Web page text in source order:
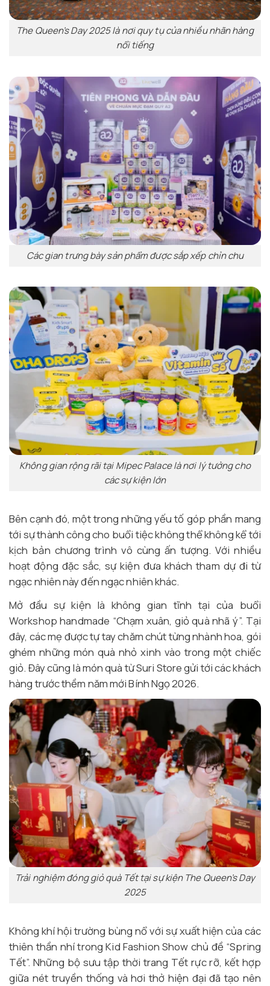
The Queen’s Day 2025 là nơi quy tụ của nhiều nhãn hàng
nổi tiếng
Các gian trưng bày sản phẩm được sắp xếp chỉn chu
Không gian rộng rãi tại Mipec Palace là nơi lý tưởng cho
các sự kiện lớn
Bên cạnh đó, một trong những yếu tố góp phần mang
tới sự thành công cho buổi tiệc không thể không kể tới
kịch bản chương trình vô cùng ấn tượng. Với nhiều
hoạt động đặc sắc, sự kiện đưa khách tham dự đi từ
ngạc nhiên này đến ngạc nhiên khác.
Mở đầu sự kiện là không gian tĩnh tại của buổi
Workshop handmade “Chạm xuân, giỏ quà nhã ý”. Tại
đây, các mẹ được tự tay chăm chút từng nhành hoa, gói
ghém những món quà nhỏ xinh vào trong một chiếc
giỏ. Đây cũng là món quà từ Suri Store gửi tới các khách
hàng trước thềm năm mới Bính Ngọ 2026.
Trải nghiệm đóng giỏ quà Tết tại sự kiện The Queen’s Day
2025
Không khí hội trường bùng nổ với sự xuất hiện của các
thiên thần nhí trong Kid Fashion Show chủ đề “Spring
Tết”. Những bộ sưu tập thời trang Tết rực rỡ, kết hợp
giữa nét truyền thống và hơi thở hiện đại đã tạo nên